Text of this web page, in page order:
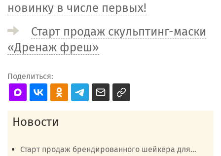
новинку в числе первых!
Старт продаж скульптинг-маски
«Дренаж фреш»
Поделиться:
Новости
Старт продаж брендированного шейкера для...